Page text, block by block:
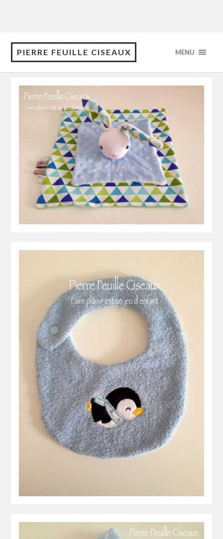
PIERRE FEUILLE CISEAUX MENU
octobre 2017